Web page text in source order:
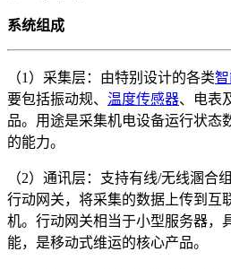
系统组成
（1）采集层：由特别设计的各类
要包括振动规、 温度传感器、电表
品。用途是采集机电设备运行状态
的能力。
（2）通讯层：支持有线/无线溷合
行动网关，将采集的数据上传到互
机。行动网关相当于小型服务器，
能，是移动式维运的核心产品。